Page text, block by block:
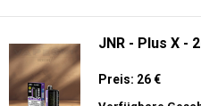
JNR - Plus X -
Preis: 26 €